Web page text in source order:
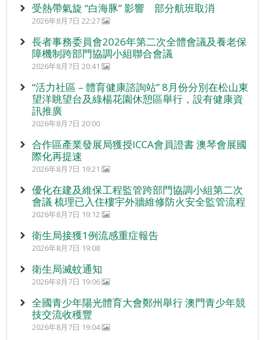
受熱帶氣旋 “白海豚” 影響 部分航班取消
2026年8月7日 22:27
長者事務委員會2026年第二次全體會議及養老保
障機制跨部門協調小組聯合會議
2026年8月7日 20:41
“活力社區 – 體育健康諮詢站” 8月份分別在松山東
望洋眺望台及綠楊花園休憩區舉行，設有健康資
訊推廣
2026年8月7日 20:00
合作區產業發展局獲授ICCA會員證書 澳琴會展國
際化再提速
2026年8月7日 19:21
優化在建及維保工程監管跨部門協調小組第二次
會議 梳理已入住樓宇外牆維修防火安全監管流程
2026年8月7日 19:12
衛生局接獲1例流感重症報告
2026年8月7日 19:08
衛生局滅蚊通知
2026年8月7日 19:06
全國青少年陽光體育大會鄭州舉行 澳門青少年競
技交流收穫豐
2026年8月7日 19:04